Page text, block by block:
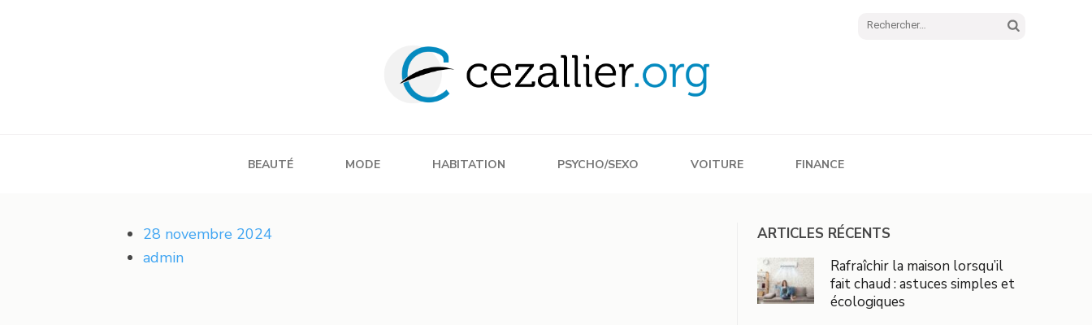
Rechercher :
BEAUTÉ MODE HABITATION PSYCHO/SEXO VOITURE FINANCE
28 novembre 2024
admin
ARTICLES RÉCENTS
Rafraîchir la maison lorsqu’il
fait chaud : astuces simples et
écologiques